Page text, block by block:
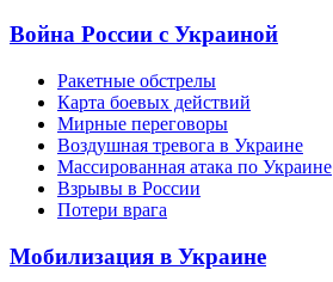
Война России с Украиной
Ракетные обстрелы
Карта боевых действий
Мирные переговоры
Воздушная тревога в Украине
Массированная атака по Украине
Взрывы в России
Потери врага
Мобилизация в Украине